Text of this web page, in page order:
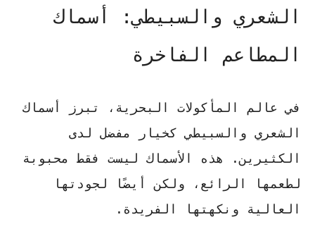
الشعري والسبيطي: أسماك
المطاعم الفاخرة
في عالم المأكولات البحرية، تبرز أسماك
الشعري والسبيطي كخيار مفضل لدى
الكثيرين. هذه الأسماك ليست فقط محبوبة
لطعمها الرائع، ولكن أيضًا لجودتها
العالية ونكهتها الفريدة.